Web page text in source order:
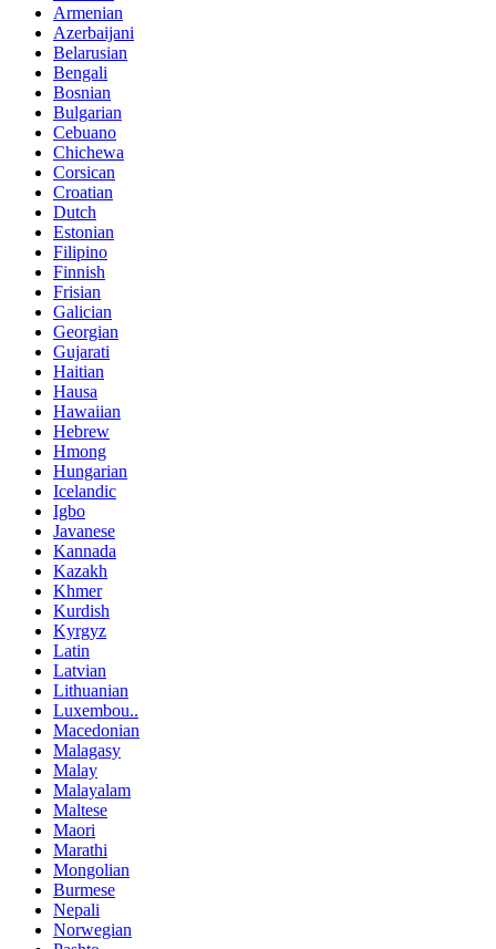
Armenian
Azerbaijani
Belarusian
Bengali
Bosnian
Bulgarian
Cebuano
Chichewa
Corsican
Croatian
Dutch
Estonian
Filipino
Finnish
Frisian
Galician
Georgian
Gujarati
Haitian
Hausa
Hawaiian
Hebrew
Hmong
Hungarian
Icelandic
Igbo
Javanese
Kannada
Kazakh
Khmer
Kurdish
Kyrgyz
Latin
Latvian
Lithuanian
Luxembou..
Macedonian
Malagasy
Malay
Malayalam
Maltese
Maori
Marathi
Mongolian
Burmese
Nepali
Norwegian